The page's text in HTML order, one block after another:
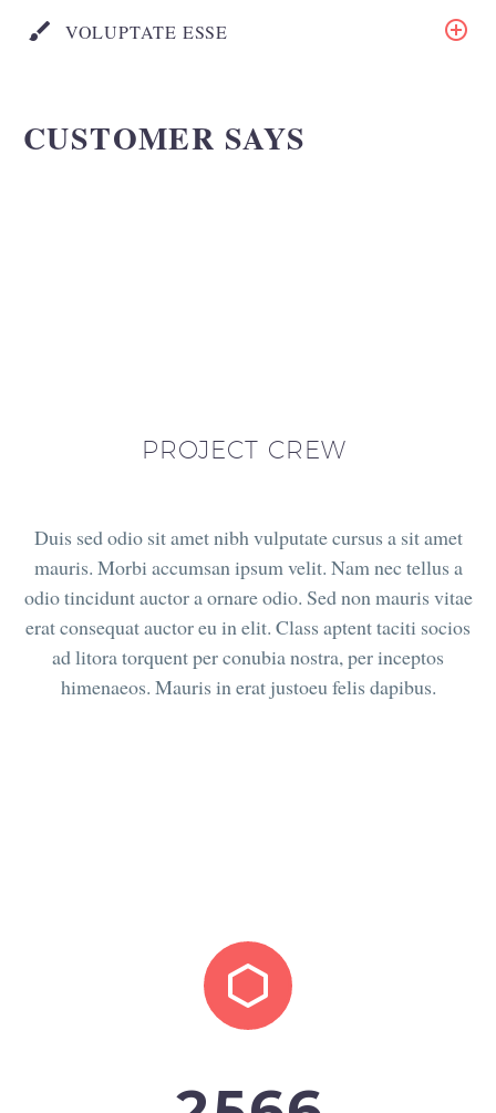
VOLUPTATE ESSE
CUSTOMER SAYS
PROJECT CREW
Duis sed odio sit amet nibh vulputate cursus a sit amet
mauris. Morbi accumsan ipsum velit. Nam nec tellus a
odio tincidunt auctor a ornare odio. Sed non mauris vitae
erat consequat auctor eu in elit. Class aptent taciti socios
ad litora torquent per conubia nostra, per inceptos
himenaeos. Mauris in erat justoeu felis dapibus.

